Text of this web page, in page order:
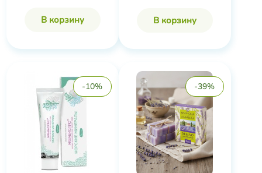
В корзину В корзину
-10% -39%